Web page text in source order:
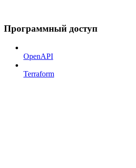
Программный доступ
OpenAPI
Terraform